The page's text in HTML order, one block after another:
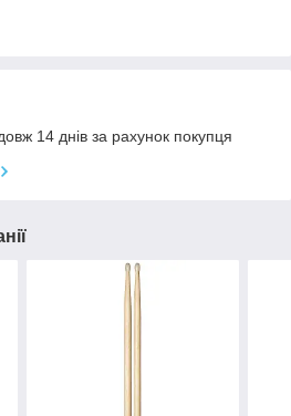
14 днів за рахунок покупця